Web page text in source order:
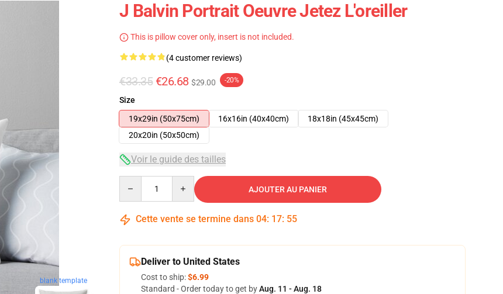
blank template
J Balvin Portrait Oeuvre Jetez L'oreiller
This is pillow cover only, insert is not included.
(4 customer reviews)
€33.35 €26.68 $29.00 -20%
Size
19x29in (50x75cm)
16x16in (40x40cm)
18x18in (45x45cm)
20x20in (50x50cm)
Voir le guide des tailles
AJOUTER AU PANIER
Cette vente se termine dans 04: 17: 54
Deliver to United States
Cost to ship:$6.99
Standard - Order today to get byAug. 11 - Aug. 18